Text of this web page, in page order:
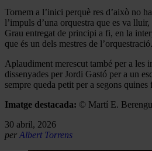
Tornem a l’inici perquè res d’això no
l’impuls d’una orquestra que es va
Grau entregat de principi a fi, en la
que és un dels mestres de l’orquestració.
Aplaudiment merescut també per a les
dissenyades per Jordi Gastó per a un
sempre queda petit per a segons quines
Imatge destacada: © Martí E.
30 abril, 2026
per Albert Torrens